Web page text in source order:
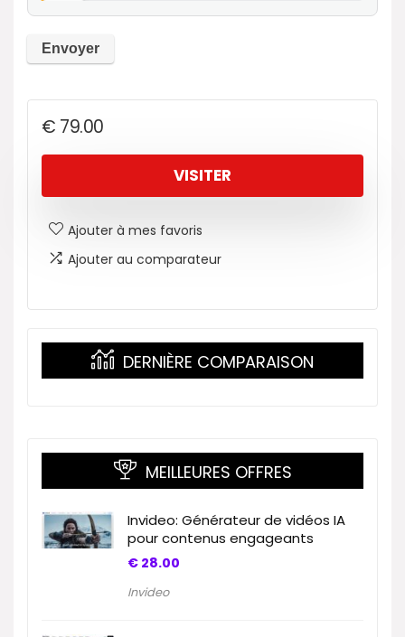
€ 79.00
VISITER
Ajouter à mes favoris
Ajouter au comparateur
DERNIÈRE COMPARAISON
MEILLEURES OFFRES
Invideo: Générateur de vidéos IA
pour contenus engageants
€ 28.00
Invideo